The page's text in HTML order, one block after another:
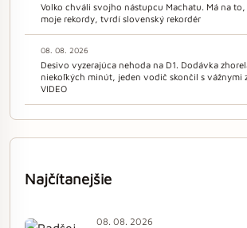
Volko chváli svojho nástupcu Machatu. Má na to,
moje rekordy, tvrdí slovenský rekordér
08. 08. 2026
Desivo vyzerajúca nehoda na D1. Dodávka
niekoľkých minút, jeden vodič skončil s vážnymi
VIDEO
Najčítanejšie
08. 08. 2026